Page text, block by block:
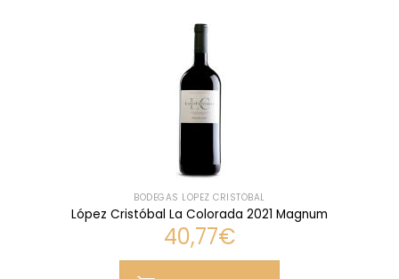
BODEGAS LÓPEZ CRISTÓBAL
López Cristóbal La Colorada 2021 Magnum
40,77€